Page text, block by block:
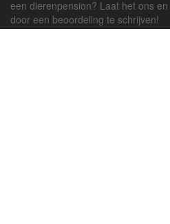
een dierenpension? Laat het ons
door een beoordeling te schrijven!